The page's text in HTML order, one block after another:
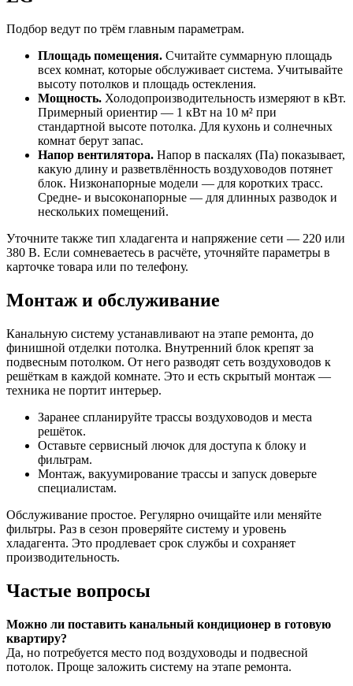
Подбор ведут по трём главным параметрам.
Площадь помещения. Считайте суммарную площадь
всех комнат, которые обслуживает система. Учитывайте
высоту потолков и площадь остекления.
Мощность. Холодопроизводительность измеряют в кВт.
Примерный ориентир — 1 кВт на 10 м² при
стандартной высоте потолка. Для кухонь и солнечных
комнат берут запас.
Напор вентилятора. Напор в паскалях (Па) показывает,
какую длину и разветвлённость воздуховодов потянет
блок. Низконапорные модели — для коротких трасс.
Средне- и высоконапорные — для длинных разводок и
нескольких помещений.
Уточните также тип хладагента и напряжение сети — 220 или
380 В. Если сомневаетесь в расчёте, уточняйте параметры в
карточке товара или по телефону.
Монтаж и обслуживание
Канальную систему устанавливают на этапе ремонта, до
финишной отделки потолка. Внутренний блок крепят за
подвесным потолком. От него разводят сеть воздуховодов к
решёткам в каждой комнате. Это и есть скрытый монтаж —
техника не портит интерьер.
Заранее спланируйте трассы воздуховодов и места
решёток.
Оставьте сервисный лючок для доступа к блоку и
фильтрам.
Монтаж, вакуумирование трассы и запуск доверьте
специалистам.
Обслуживание простое. Регулярно очищайте или меняйте
фильтры. Раз в сезон проверяйте систему и уровень
хладагента. Это продлевает срок службы и сохраняет
производительность.
Частые вопросы
Можно ли поставить канальный кондиционер в готовую
квартиру?
Да, но потребуется место под воздуховоды и подвесной
потолок. Проще заложить систему на этапе ремонта.